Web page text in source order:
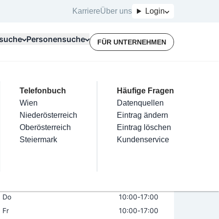
KarriereÜber uns Login
Kategorien
Friseur
Nägel
Haarentfernung
Make-Up
Für Unternehmer
Terminbuchung
Kostenlose Beratung
Top Branchen
Elektriker
Installateure
Maler & Lackierer
Branchen A-Z
Mein Firmeneintrag
Eintrag hinzufügen
Eintrag beanspruchen
Eintrag verwalten
Eintrag bewerben
Personensuche
Telefonbuch
Wien
Niederösterreich
Oberösterreich
Steiermark
Häufige Fragen
Datenquellen
Eintrag ändern
Eintrag löschen
Kundenservice
FÜR UNTERNEHMEN
Rellseck
Öffnungszeiten
Do
10:00-17:00
Fr
10:00-17:00